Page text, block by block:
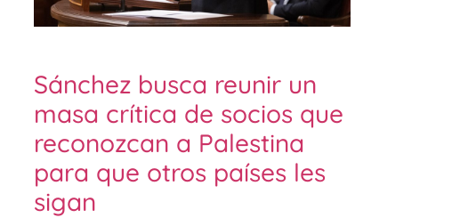
Sánchez busca reunir un
masa crítica de socios que
reconozcan a Palestina
para que otros países les
sigan